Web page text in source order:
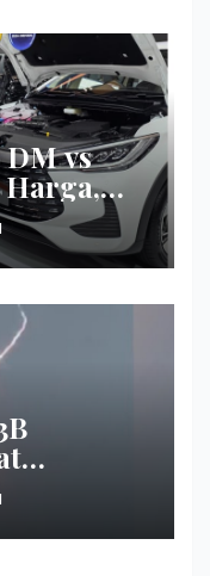
vs
Irit?
Berhasil